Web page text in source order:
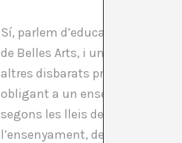
Sí, parlem d’educació i la
de Belles Arts, i una de les
altres disbarats promou el
obligant a un ensenyament en
segons les lleis de mercat; i tot
l’ensenyament, de la recerca i